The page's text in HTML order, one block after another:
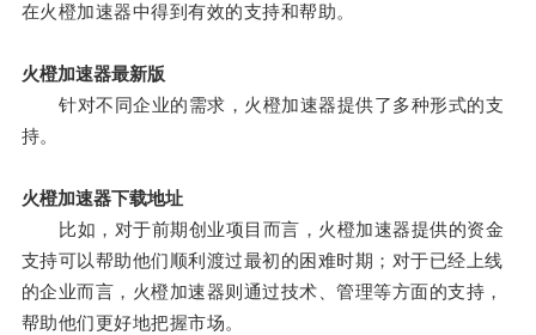
在火橙加速器中得到有效的支持和帮助。
火橙加速器最新版
针对不同企业的需求，火橙加速器提供了多种形式的支
持。
火橙加速器下载地址
比如，对于前期创业项目而言，火橙加速器提供的资金
支持可以帮助他们顺利渡过最初的困难时期；对于已经上线
的企业而言，火橙加速器则通过技术、管理等方面的支持，
帮助他们更好地把握市场。